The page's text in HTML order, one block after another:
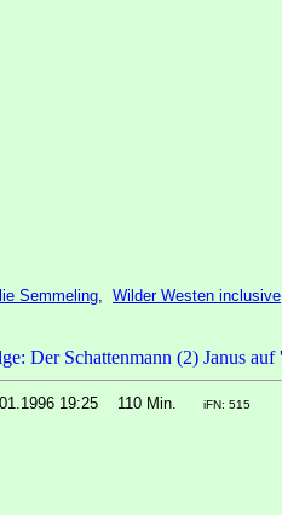
Semmeling Wilder Westen inclusive
19:25 110 Min. iFN: 515